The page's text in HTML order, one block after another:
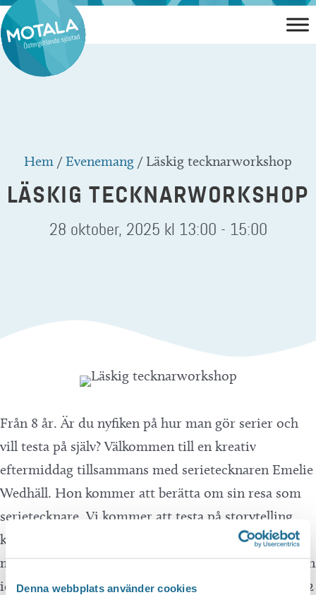
Denna webbplats använder cookies
Hoppa
till
innehåll
Hem /Evenemang / Läskig tecknarworkshop
LÄSKIG TECKNARWORKSHOP
28 oktober, 2025 kl 13:00 - 15:00
Från 8 år. Är du nyfiken på hur man gör serier och
vill testa på själv? Välkommen till en kreativ
eftermiddag tillsammans med serietecknaren Emelie
Wedhäll. Hon kommer att berätta om sin resa som
serietecknare. Vi kommer att testa på storytelling,
kroppsspråk, ansiktsuttryck, pratbubblor, rutor och
mycket mer. Sedan får du själv prova på att teckna en
idé till strip. Anmäl dig på biblioteket eller på 0141-22